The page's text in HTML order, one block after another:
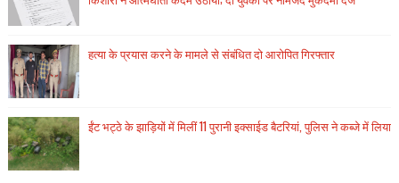
हत्या के प्रयास करने के मामले से संबंधित दो आरोपित गिरफ्तार
ईंट भट्ठे के झाड़ियों में मिलीं 11 पुरानी इक्साईड बैटरियां, पुलिस ने कब्जे में लिया